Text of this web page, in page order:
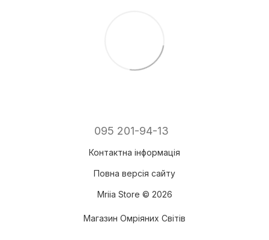
095 201-94-13
Контактна інформація
Повна версія сайту
Mriia Store © 2026
Магазин Омріяних Світів